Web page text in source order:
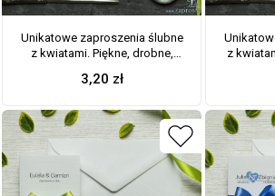
Unikatowe zaproszenia ślubne
z kwiatami. Piękne, drobne,
pistacjowym kolorze. ZAP-93-12
3,20 zł
z